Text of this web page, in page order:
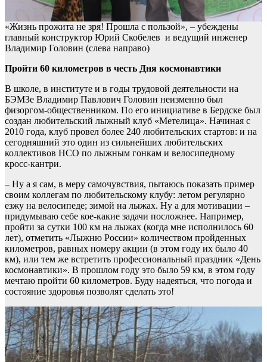
«Жизнь прожита не зря! Прошла с пользой», – убеждены
главный конструктор Юрий Скобелев и ведущий инженер
Владимир Головин (слева направо)
Пройти 60 километров в честь Дня космонавтики
В школе, в институте и в годы трудовой деятельности на
БЭМЗе Владимир Павлович Головин неизменно был
физоргом-общественником. По его инициативе в Бердске был
создан любительский лыжный клуб «Метелица». Начиная с
2010 года, клуб провел более 240 любительских стартов: и на
сегодняшний это один из сильнейших любительских
коллективов НСО по лыжным гонкам и велосипедному
кросс-кантри.
– Ну а я сам, в меру самочувствия, пытаюсь показать пример
своим коллегам по любительскому клубу: летом регулярно
езжу на велосипеде; зимой на лыжах. Ну а для мотивации –
придумываю себе кое-какие задачи посложнее. Например,
пройти за сутки 100 км на лыжах (когда мне исполнилось 60
лет), отметить «Лыжню России» количеством пройденных
километров, равных номеру акции (в этом году их было 40
км), или тем же встретить профессиональный праздник «День
космонавтики». В прошлом году это было 59 км, в этом году
мечтаю пройти 60 километров. Буду надеяться, что погода и
состояние здоровья позволят сделать это!